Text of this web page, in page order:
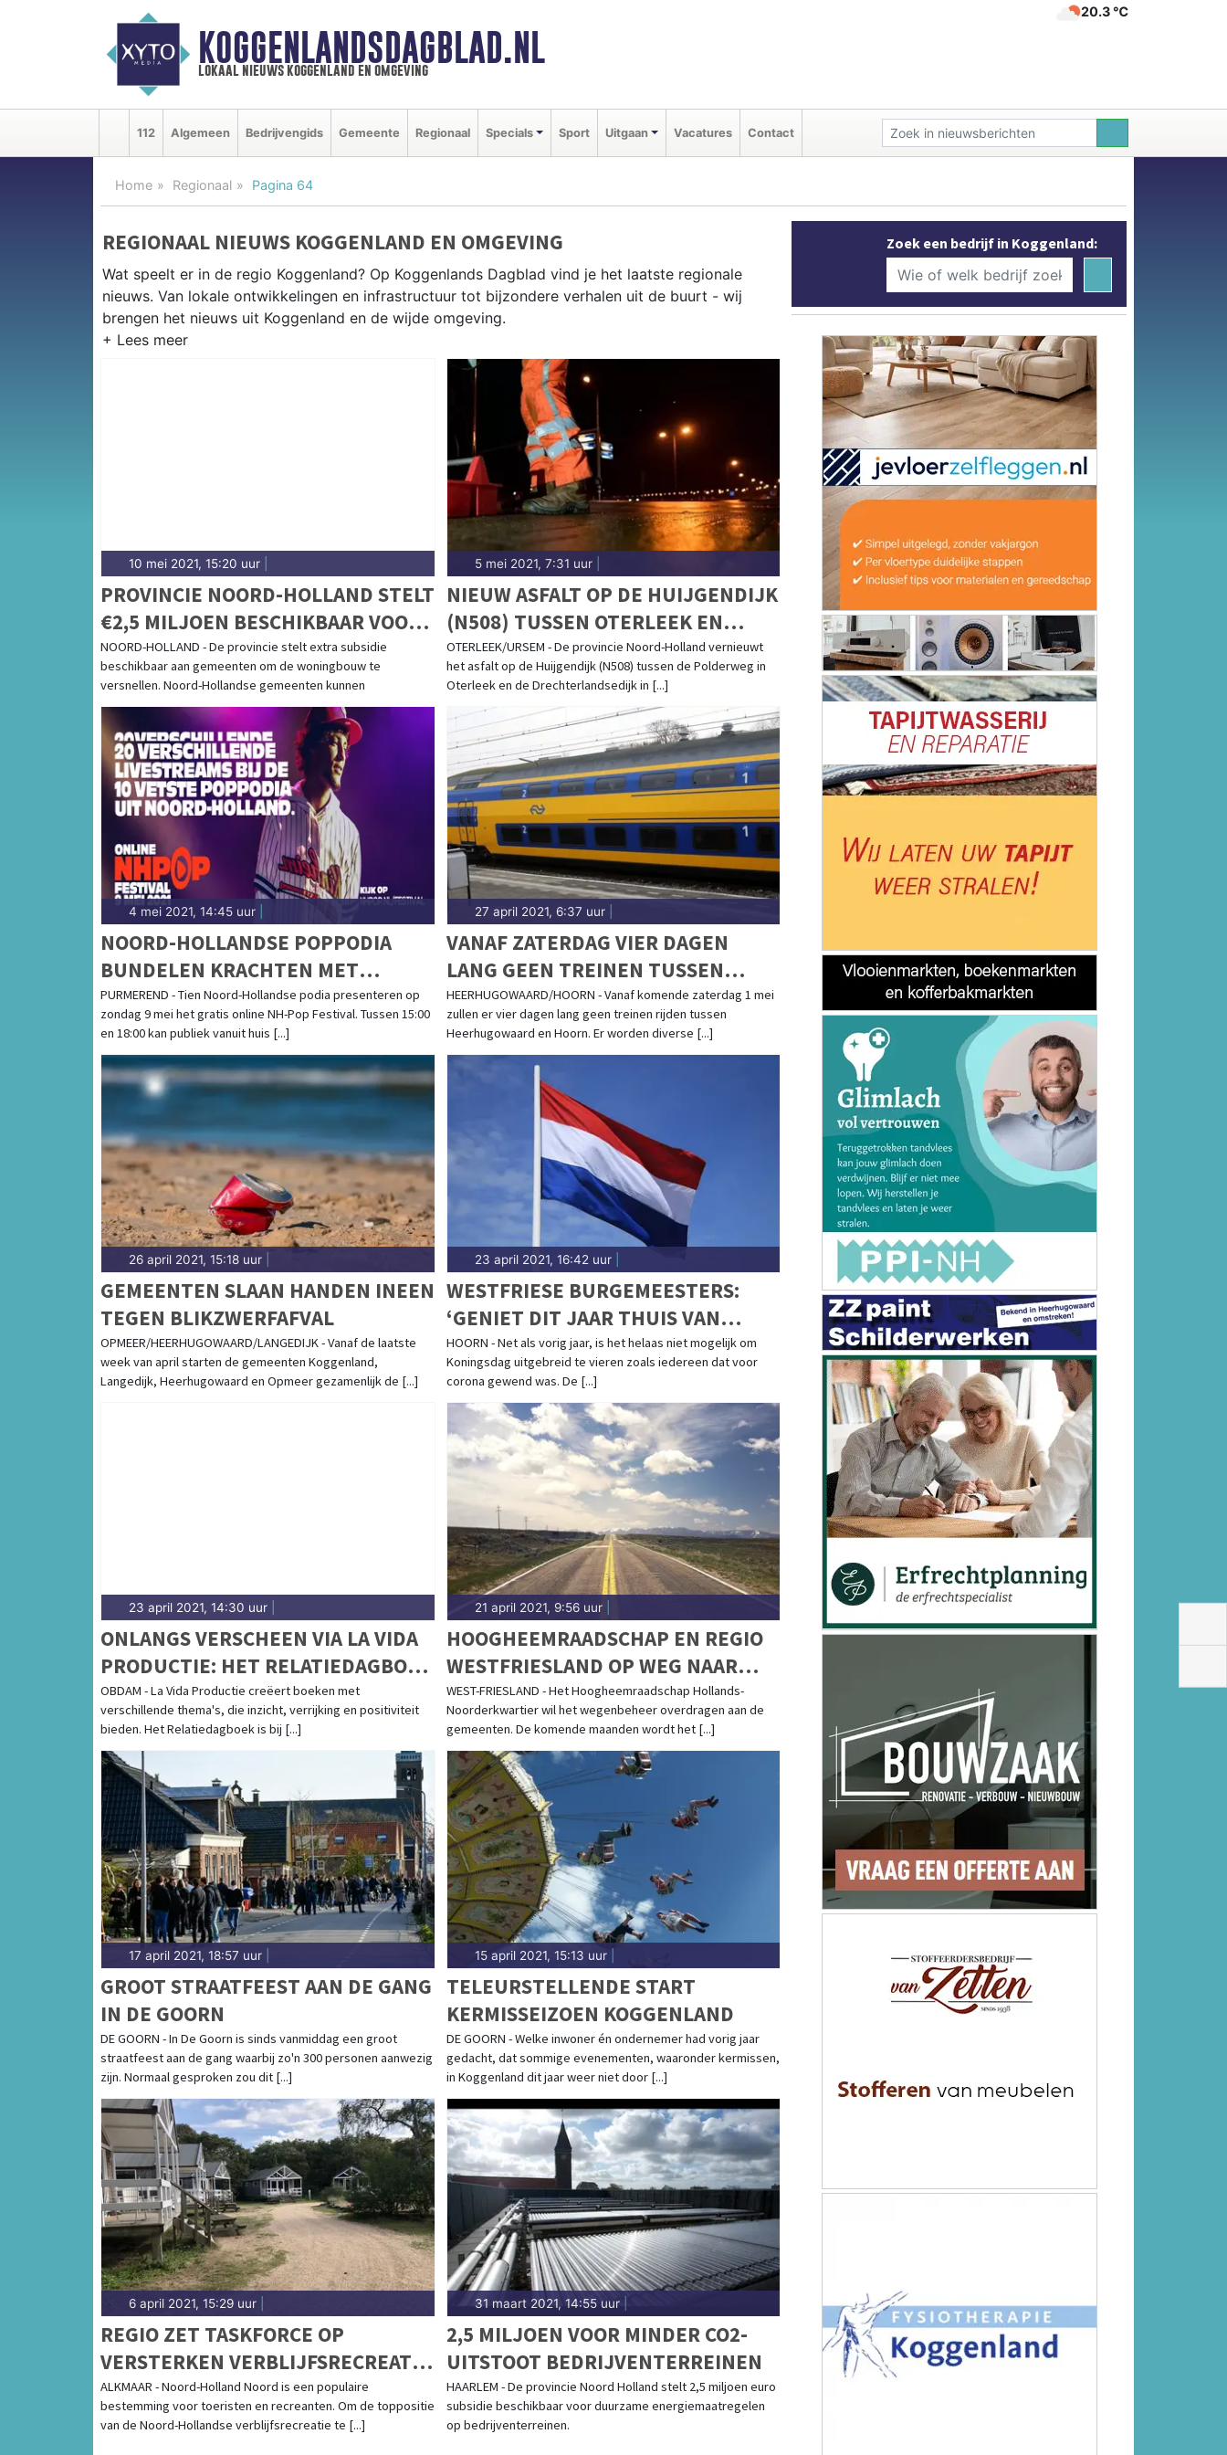
KOGGENLANDSDAGBLAD.NL
lokaal nieuws koggenland en omgeving
20.3 ℃
112 Algemeen Bedrijvengids Gemeente Regionaal Specials Sport Uitgaan Vacatures Contact
Home Regionaal Pagina 64
REGIONAAL NIEUWS KOGGENLAND EN OMGEVING
Wat speelt er in de regio Koggenland? Op Koggenlands Dagblad vind je het laatste regionale
nieuws. Van lokale ontwikkelingen en infrastructuur tot bijzondere verhalen uit de buurt - wij
brengen het nieuws uit Koggenland en de wijde omgeving.
Naast Koggenland volgen wij ook het nieuws uit Drechterland, Enkhuizen, Heerhugowaard en
10 mei 2021, 15:20 uur
PROVINCIE NOORD-HOLLAND STELT
€2,5 MILJOEN BESCHIKBAAR VOOR
VERSNELLING WONINGBOUW
NOORD-HOLLAND - De provincie stelt extra subsidie
beschikbaar aan gemeenten om de woningbouw te
versnellen. Noord-Hollandse gemeenten kunnen
5 mei 2021, 7:31 uur|
NIEUW ASFALT OP DE HUIJGENDIJK
(N508) TUSSEN OTERLEEK EN
URSEM
OTERLEEK/URSEM - De provincie Noord-Holland vernieuwt
het asfalt op de Huijgendijk (N508) tussen de Polderweg in
Oterleek en de Drechterlandsedijk in [...]
4 mei 2021, 14:45 uur
NOORD-HOLLANDSE POPPODIA
BUNDELEN KRACHTEN MET
ONLINE FESTIVAL
PURMEREND - Tien Noord-Hollandse podia presenteren op
zondag 9 mei het gratis online NH-Pop Festival. Tussen 15:00
en 18:00 kan publiek vanuit huis [...]
27 april 2021, 6:37 uur|
VANAF ZATERDAG VIER DAGEN
LANG GEEN TREINEN TUSSEN
HEERHUGOWAARD EN HOORN
HEERHUGOWAARD/HOORN - Vanaf komende zaterdag 1 mei
zullen er vier dagen lang geen treinen rijden tussen
Heerhugowaard en Hoorn. Er worden diverse [...]
26 april 2021, 15:18 uur
GEMEENTEN SLAAN HANDEN INEEN
TEGEN BLIKZWERFAFVAL
OPMEER/HEERHUGOWAARD/LANGEDIJK - Vanaf de laatste
week van april starten de gemeenten Koggenland,
Langedijk, Heerhugowaard en Opmeer gezamenlijk de [...]
23 april 2021, 16:42 uur|
WESTFRIESE BURGEMEESTERS:
‘GENIET DIT JAAR THUIS VAN
KONINGSDAG!’
HOORN - Net als vorig jaar, is het helaas niet mogelijk om
Koningsdag uitgebreid te vieren zoals iedereen dat voor
corona gewend was. De [...]
23 april 2021, 14:30 uur
ONLANGS VERSCHEEN VIA LA VIDA
PRODUCTIE: HET RELATIEDAGBOEK
VOOR VOLWASSENEN EN
JONGEREN
OBDAM - La Vida Productie creëert boeken met
verschillende thema's, die inzicht, verrijking en positiviteit
bieden. Het Relatiedagboek is bij [...]
21 april 2021, 9:56 uur|
HOOGHEEMRAADSCHAP EN REGIO
WESTFRIESLAND OP WEG NAAR
WEGENOVERDRACHT
WEST-FRIESLAND - Het Hoogheemraadschap Hollands-
Noorderkwartier wil het wegenbeheer overdragen aan de
gemeenten. De komende maanden wordt het [...]
17 april 2021, 18:57 uur
GROOT STRAATFEEST AAN DE GANG
IN DE GOORN
DE GOORN - In De Goorn is sinds vanmiddag een groot
straatfeest aan de gang waarbij zo'n 300 personen aanwezig
zijn. Normaal gesproken zou dit [...]
15 april 2021, 15:13 uur|
TELEURSTELLENDE START
KERMISSEIZOEN KOGGENLAND
DE GOORN - Welke inwoner én ondernemer had vorig jaar
gedacht, dat sommige evenementen, waaronder kermissen,
in Koggenland dit jaar weer niet door [...]
6 april 2021, 15:29 uur
REGIO ZET TASKFORCE OP
VERSTERKEN VERBLIJFSRECREATIE
NOORD-HOLLAND NOORD
ALKMAAR - Noord-Holland Noord is een populaire
bestemming voor toeristen en recreanten. Om de toppositie
van de Noord-Hollandse verblijfsrecreatie te [...]
31 maart 2021, 14:55 uur|
2,5 MILJOEN VOOR MINDER CO2-
UITSTOOT BEDRIJVENTERREINEN
HAARLEM - De provincie Noord Holland stelt 2,5 miljoen euro
subsidie beschikbaar voor duurzame energiemaatregelen
op bedrijventerreinen.
Zoek een bedrijf in Koggenland: